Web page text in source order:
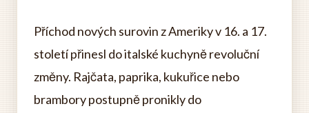
Příchod nových surovin z Ameriky v 16. a 17.
století přinesl do italské kuchyně revoluční
změny. Rajčata, paprika, kukuřice nebo
brambory postupně pronikly do